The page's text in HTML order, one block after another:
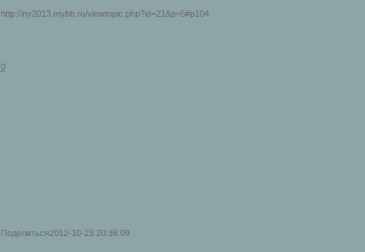
http://ny2013.mybb.ru/viewtopic.php?id=21&p=5#p104
0
Поделиться2012-10-23 20:36:09